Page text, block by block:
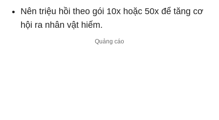
Nên triệu hồi theo gói 10x hoặc 50x để tăng cơ
hội ra nhân vật hiếm.